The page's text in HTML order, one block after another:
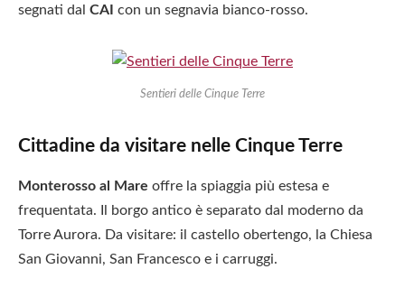
segnati dal CAI con un segnavia bianco-rosso.
Sentieri delle Cinque Terre
Cittadine da visitare nelle Cinque Terre
Monterosso al Mare offre la spiaggia più estesa e
frequentata. Il borgo antico è separato dal moderno da
Torre Aurora. Da visitare: il castello obertengo, la Chiesa
San Giovanni, San Francesco e i carruggi.